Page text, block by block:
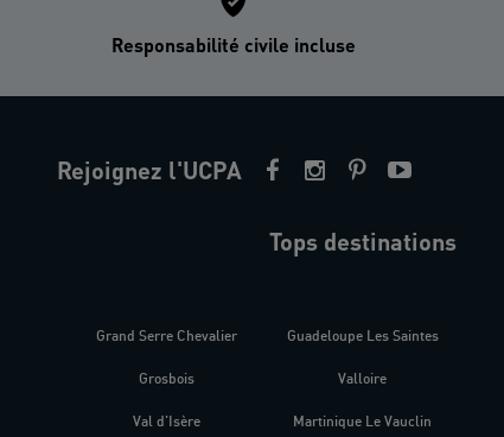
Responsabilité civile incluse
Rejoignez l'UCPA
Trek-Randonnée pédestre
Parapente
Plongée
Tops destinations
Grand Serre Chevalier
Grosbois
Val d'Isère
Guadeloupe Les Saintes
Valloire
Martinique Le Vauclin